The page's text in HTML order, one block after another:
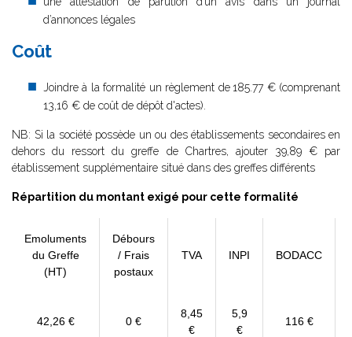
d’annonces légales
Coût
Joindre à la formalité un règlement de 185.77 € (comprenant
13,16 € de coût de dépôt d'actes).
NB: Si la société possède un ou des établissements secondaires en
dehors du ressort du greffe de Chartres, ajouter 39,89 € par
établissement supplémentaire situé dans des greffes différents
Répartition du montant exigé pour cette formalité
Emoluments
du Greffe
(HT)
Débours
/ Frais
postaux
TVA INPI BODACC
42,26 € 0 €
8,45
€
5,9
€
116 €